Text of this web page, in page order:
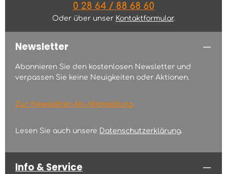
0 28 64 / 88 68 60
Oder über unser Kontaktformular.
Newsletter
Abonnieren Sie den kostenlosen Newsletter und
verpassen Sie keine Neuigkeiten oder Aktionen.
Zur Newsletter-An-/Abmeldung
Lesen Sie auch unsere Datenschutzerklärung.
Info & Service